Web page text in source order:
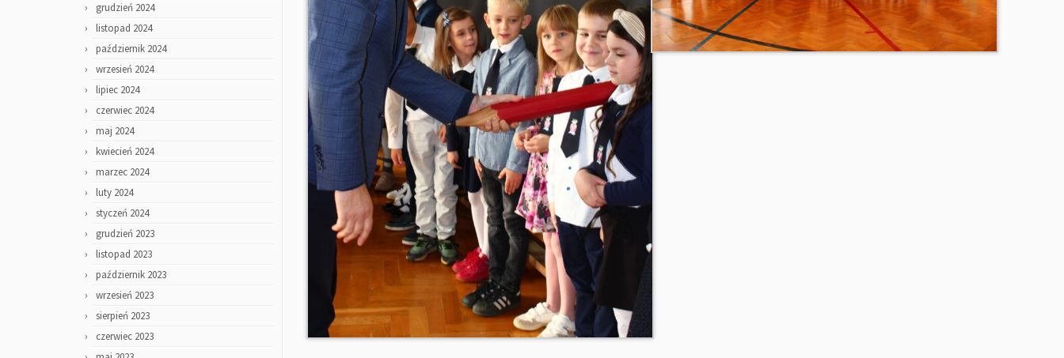
grudzień 2024
listopad 2024
październik 2024
wrzesień 2024
lipiec 2024
czerwiec 2024
maj 2024
kwiecień 2024
marzec 2024
luty 2024
styczeń 2024
grudzień 2023
listopad 2023
październik 2023
wrzesień 2023
sierpień 2023
czerwiec 2023